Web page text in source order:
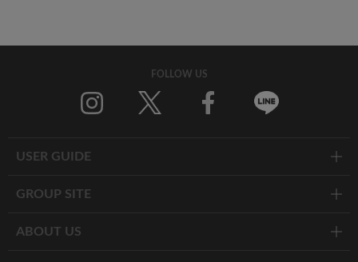
FOLLOW US
USER GUIDE
GROUP SITE
ABOUT US